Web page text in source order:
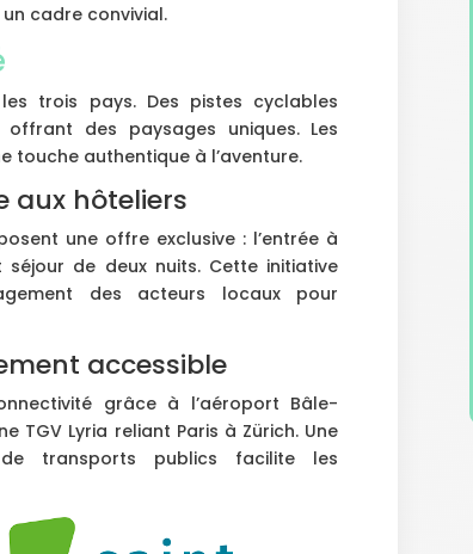
cadre convivial.
trois pays. Des pistes cyclables
des paysages uniques. Les
touche authentique à l’aventure.
aux hôteliers
une offre exclusive : l’entrée à
de deux nuits. Cette initiative
des acteurs locaux pour
accessible
grâce à l’aéroport Bâle-
TGV Lyria reliant Paris à Zürich. Une
transports publics facilite les